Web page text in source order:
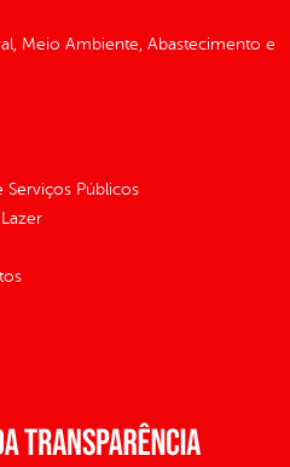
Meio Ambiente, Abastecimento e
Serviços Públicos